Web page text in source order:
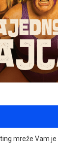
mreže Vam